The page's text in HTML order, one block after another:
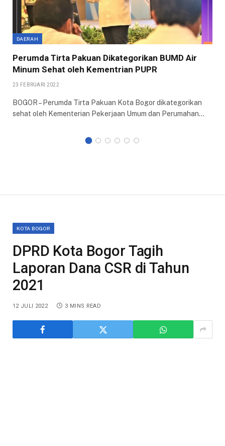
DAERAH
Perumda Tirta Pakuan Dikategorikan BUMD Air
Minum Sehat oleh Kementrian PUPR
23 FEBRUARI 2022
BOGOR – Perumda Tirta Pakuan Kota Bogor dikategorikan
sehat oleh Kementerian Pekerjaan Umum dan Perumahan…
KOTA BOGOR
DPRD Kota Bogor Tagih
Laporan Dana CSR di Tahun
2021
12 JULI 2022 3 MINS READ